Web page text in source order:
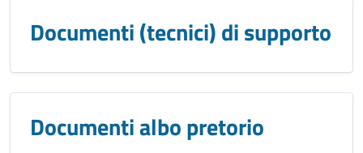
Documenti (tecnici) di supporto
Documenti albo pretorio